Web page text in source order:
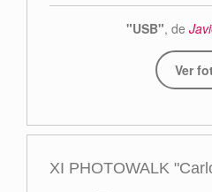
"USB", de
Ver
XI PHOTOWALK